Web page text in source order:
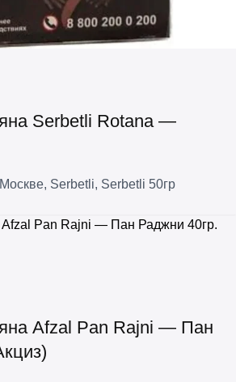
Serbetli Rotana —
, Serbetli, Serbetli 50гр
Afzal Pan Rajni — Пан